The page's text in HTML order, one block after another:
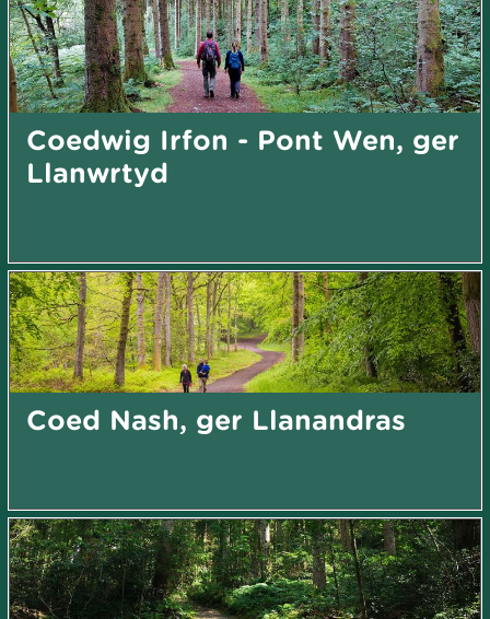
Coedwig Irfon - Pont Wen, ger
Llanwrtyd
Coed Nash, ger Llanandras